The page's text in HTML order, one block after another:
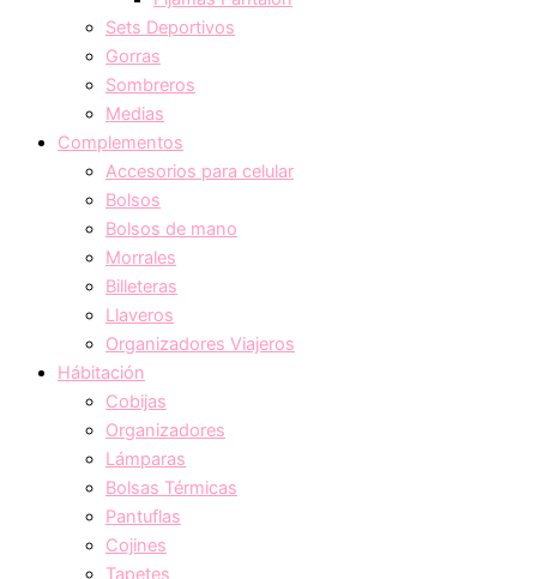
Sets Deportivos
Gorras
Sombreros
Medias
Complementos
Accesorios para celular
Bolsos
Bolsos de mano
Morrales
Billeteras
Llaveros
Organizadores Viajeros
Hábitación
Cobijas
Organizadores
Lámparas
Bolsas Térmicas
Pantuflas
Cojines
Tapetes